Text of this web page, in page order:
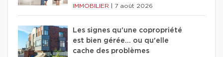
IMMOBILIER 7 août 2026
Les signes qu'une copropriété
est bien gérée… ou qu'elle
cache des problèmes